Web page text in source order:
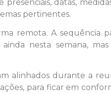
datas,
pertinentes.
remota. A sequência
nesta semana,
alinhados durante a
para ficar em